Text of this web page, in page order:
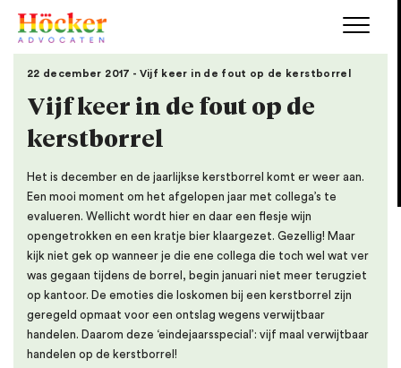
22 december 2017 - Vijf keer in de fout op de kerstborrel
Vijf keer in de fout op de
kerstborrel
Het is december en de jaarlijkse kerstborrel komt er weer aan.
Een mooi moment om het afgelopen jaar met collega’s te
evalueren. Wellicht wordt hier en daar een flesje wijn
opengetrokken en een kratje bier klaargezet. Gezellig! Maar
kijk niet gek op wanneer je die ene collega die toch wel wat ver
was gegaan tijdens de borrel, begin januari niet meer terugziet
op kantoor. De emoties die loskomen bij een kerstborrel zijn
geregeld opmaat voor een ontslag wegens verwijtbaar
handelen. Daarom deze ‘eindejaarsspecial’: vijf maal verwijtbaar
handelen op de kerstborrel!